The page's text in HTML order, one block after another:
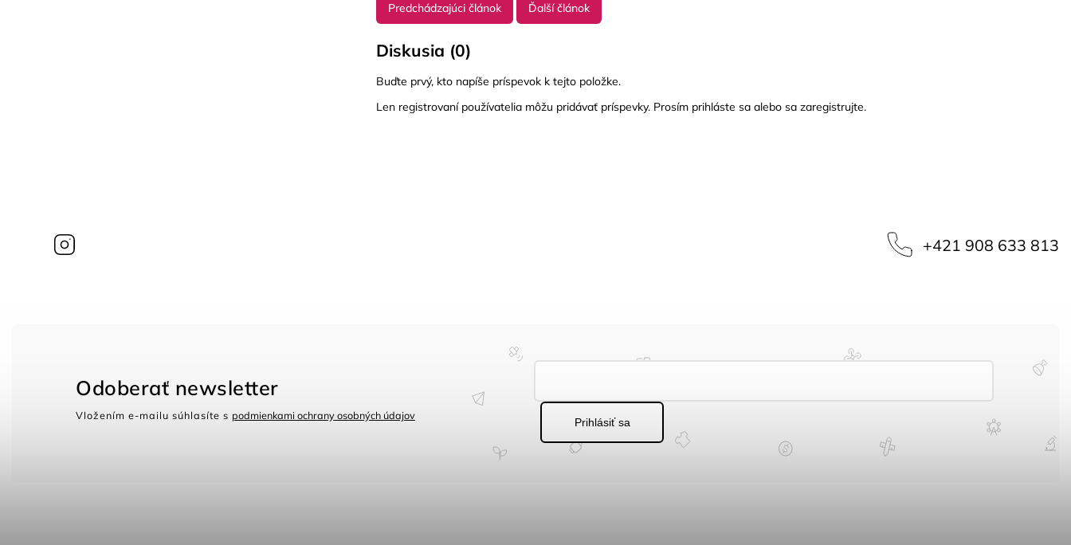
Predchádzajúci článok Ďalší článok
Diskusia (0)
Buďte prvý, kto napíše príspevok k tejto položke.
Len registrovaní používatelia môžu pridávať príspevky. Prosím prihláste sa alebo sa zaregistrujte.
‭+421 908 633 813‬
Odoberať newsletter
Vložením e-mailu súhlasíte s podmienkami ochrany osobných údajov
Prihlásiť sa